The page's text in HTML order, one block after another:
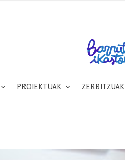
PROIEKTUAK ZERBITZUAK